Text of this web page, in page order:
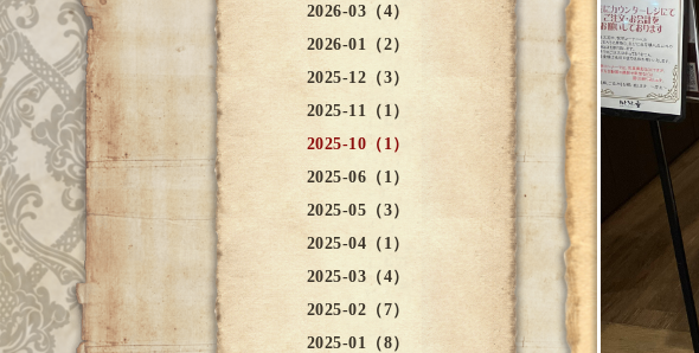
2026-03（4）
2026-01（2）
2025-12（3）
2025-11（1）
2025-10（1）
2025-06（1）
2025-05（3）
2025-04（1）
2025-03（4）
2025-02（7）
2025-01（8）